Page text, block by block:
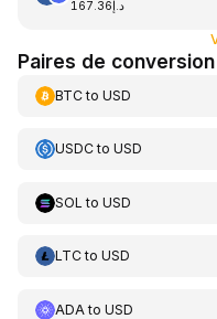
د.إ167.36
Paires de
BTCto USD
USDCto USD
SOL to USD
LTCto USD
ADA to USD